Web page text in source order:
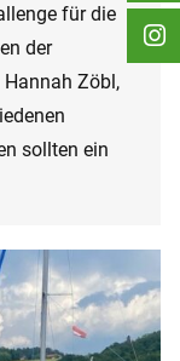
für die
der
Zöbl,
sollten ein